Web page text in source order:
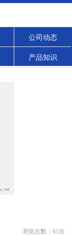
公司动态
产品知识
浏览次数： 61次